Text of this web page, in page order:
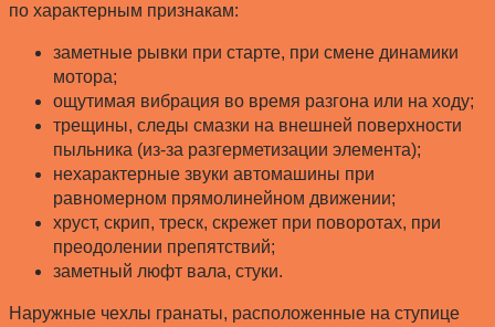
по характерным признакам:
заметные рывки при старте, при смене динамики
мотора;
ощутимая вибрация во время разгона или на ходу;
трещины, следы смазки на внешней поверхности
пыльника (из-за разгерметизации элемента);
нехарактерные звуки автомашины при
равномерном прямолинейном движении;
хруст, скрип, треск, скрежет при поворотах, при
преодолении препятствий;
заметный люфт вала, стуки.
Наружные чехлы гранаты, расположенные на ступице